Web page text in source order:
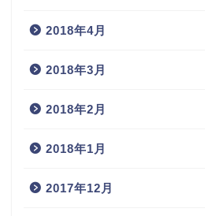
2018年4月
2018年3月
2018年2月
2018年1月
2017年12月